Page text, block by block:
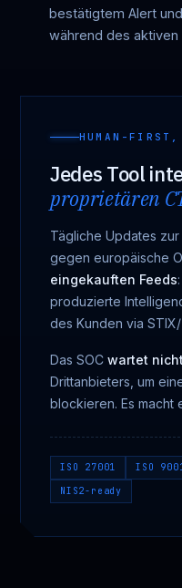
bestätigtem Alert
während des
HUMAN-FIRST,
Jedes Tool
proprietären
Tägliche Updates
gegen europäische
eingekauften Feeds
produzierte
des Kunden via
Das SOC wartet nicht
Drittanbieters, um
blockieren. Es macht
ISO 27001 ISO
NIS2-ready